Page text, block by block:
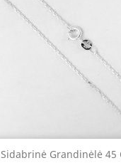
Sidabrinė Grandinėlė 45